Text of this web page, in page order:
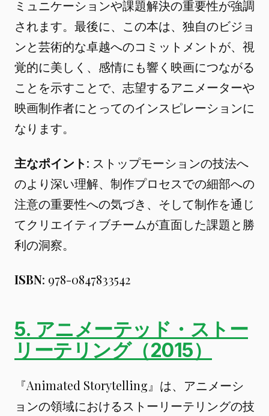
ミュニケーションや課題解決の重要性が強調
されます。最後に、この本は、独自のビジョ
ンと芸術的な卓越へのコミットメントが、視
覚的に美しく、感情にも響く映画につながる
ことを示すことで、志望するアニメーターや
映画制作者にとってのインスピレーションに
なります。
主なポイント: ストップモーションの技法へ
のより深い理解、制作プロセスでの細部への
注意の重要性への気づき、そして制作を通じ
てクリエイティブチームが直面した課題と勝
利の洞察。
ISBN: 978-0847833542
5. アニメーテッド・ストー
リーテリング（2015）
『Animated Storytelling』は、アニメーシ
ョンの領域におけるストーリーテリングの技